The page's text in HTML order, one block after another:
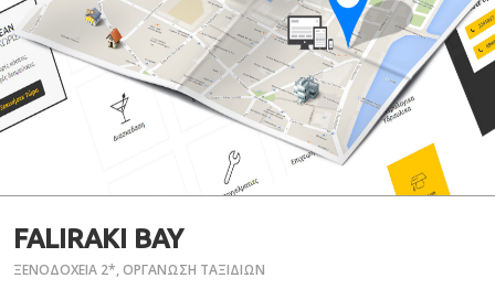
FALIRAKI BAY
ΞΕΝΟΔΟΧΕΙΑ 2*,ΟΡΓΑΝΩΣΗ ΤΑΞΙΔΙΩΝ